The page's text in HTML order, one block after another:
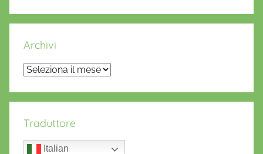
Archivi
Archivi
Traduttore
Italian